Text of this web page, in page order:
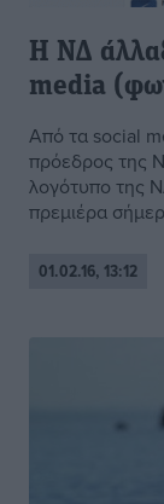
Η ΝΔ
media
Από τα social
πρόεδρος της
λογότυπο της
πρεμιέρα
01.02.16, 13:12